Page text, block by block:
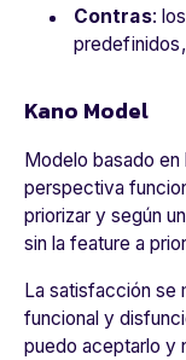
Contras:
Kano Model
Modelo basado
perspectiva
priorizar y según
sin la feature a
La satisfacción se
funcional y
puedo aceptarlo y